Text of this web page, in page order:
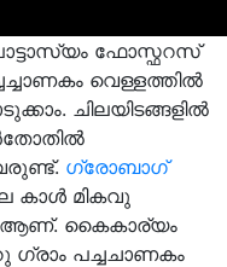
ഫോസ്ഫറസ്
വെള്ളത്തിൽ
ചിലയിടങ്ങളിൽ
ഗ്രോബാഗ്
കാൾ മികവു
ആണ്. കൈകാര്യം
പച്ചചാണകം